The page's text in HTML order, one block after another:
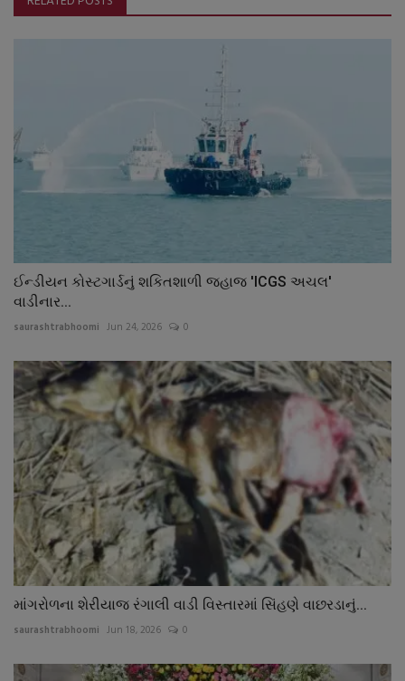
ઈન્ડીયન કોસ્ટગાર્ડનું શકિતશાળી જહાજ 'ICGS અચલ'
વાડીનાર...
saurashtrabhoomi Jun 24, 2026 0
માંગરોળના શેરીયાજ રંગાલી વાડી વિસ્તારમાં સિંહણે વાછરડાનું...
saurashtrabhoomi Jun 18, 2026 0